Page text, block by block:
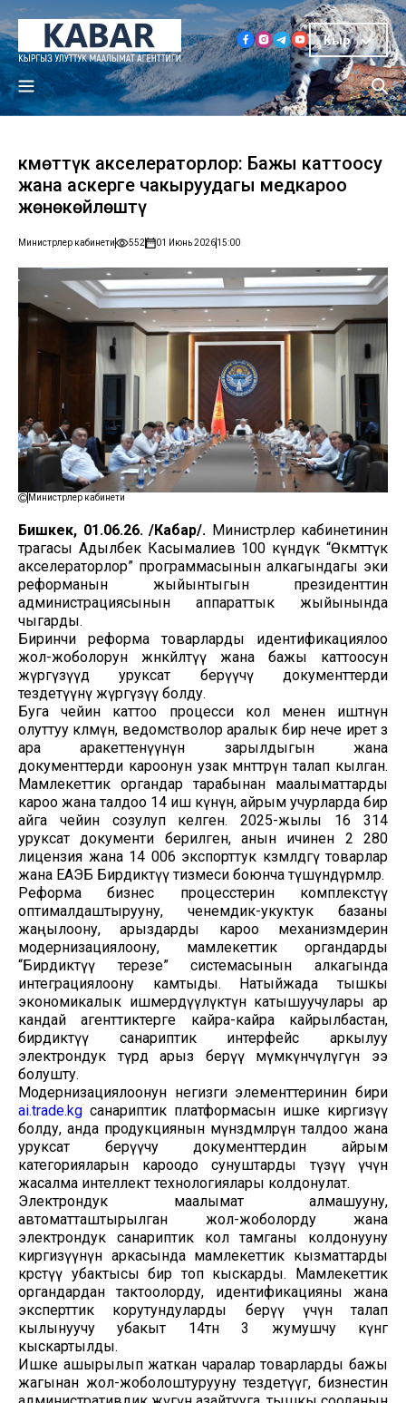
Кыр
Өкмөттүк акселераторлор: Бажы каттоосу
жана аскерге чакыруудагы медкароо
жөнөкөйлөштү
Министрлер кабинети 552 01 Июнь 202615:00
Министрлер кабинети
Бишкек, 01.06.26. /Кабар/. Министрлер кабинетинин
төрагасы Адылбек Касымалиев 100 күндүк “Өкмөттүк
акселераторлор” программасынын алкагындагы эки
реформанын жыйынтыгын президенттин
администрациясынын аппараттык жыйынында
чыгарды.
Биринчи реформа товарларды идентификациялоо
жол-жоболорун жөнөкөйлөтүү жана бажы каттоосун
жүргүзүүдө уруксат берүүчү документтерди
тездетүүнү жүргүзүү болду.
Буга чейин каттоо процесси кол менен иштөөнүн
олуттуу көлөмүн, ведомстволор аралык бир нече ирет өз
ара аракеттенүүнүн зарылдыгын жана
документтерди кароонун узак мөөнөттөрүн талап кылган.
Мамлекеттик органдар тарабынан маалыматтарды
кароо жана талдоо 14 иш күнүнө, айрым учурларда бир
айга чейин созулуп келген. 2025-жылы 16 314
уруксат документи берилген, анын ичинен 2 280
лицензия жана 14 006 экспорттук көзөмөлдөгү товарлар
жана ЕАЭБ Бирдиктүү тизмеси боюнча түшүндүрмөлөр.
Реформа бизнес процесстерин комплекстүү
оптималдаштырууну, ченемдик-укуктук базаны
жаңылоону, арыздарды кароо механизмдерин
модернизациялоону, мамлекеттик органдарды
“Бирдиктүү терезе” системасынын алкагында
интеграциялоону камтыды. Натыйжада тышкы
экономикалык ишмердүүлүктүн катышуучулары ар
кандай агенттиктерге кайра-кайра кайрылбастан,
бирдиктүү санариптик интерфейс аркылуу
электрондук түрдө арыз берүү мүмкүнчүлүгүнө ээ
болушту.
Модернизациялоонун негизги элементтеринин бири
ai.trade.kg санариптик платформасын ишке киргизүү
болду, анда продукциянын мүнөздөмөлөрүн талдоо жана
уруксат берүүчу документтердин айрым
категорияларын кароодо сунуштарды түзүү үчүн
жасалма интеллект технологиялары колдонулат.
Электрондук маалымат алмашууну,
автоматташтырылган жол-жоболорду жана
электрондук санариптик кол тамганы колдонууну
киргизүүнүн аркасында мамлекеттик кызматтарды
көрсөтүү убактысы бир топ кыскарды. Мамлекеттик
органдардан тактоолорду, идентификацияны жана
эксперттик корутундуларды берүү үчүн талап
кылынуучу убакыт 14төн 3 жумушчу күнгө
кыскартылды.
Ишке ашырылып жаткан чаралар товарларды бажы
жагынан жол-жоболоштурууну тездетүүгө, бизнестин